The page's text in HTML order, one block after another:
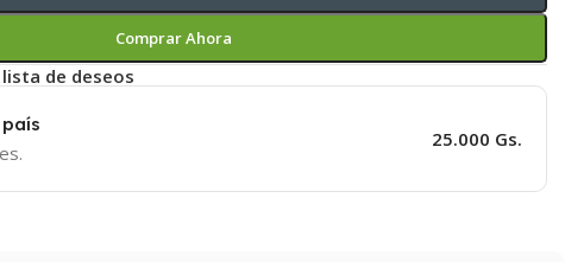
Comprar Ahora
de deseos
25.000 Gs.